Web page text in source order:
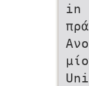
in